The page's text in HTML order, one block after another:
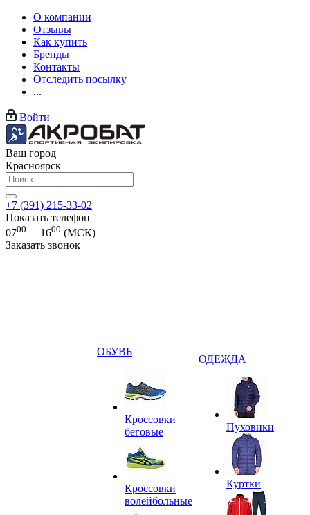
О компании
Отзывы
Как купить
Бренды
Контакты
Отследить посылку
...
Войти
Ваш город
Красноярск
+7 (391) 215-33-02
Показать телефон
0700 —1600 (МСК)
Заказать звонок
ОБУВЬ
Кроссовки
беговые
Кроссовки
волейбольные
ОДЕЖДА
Пуховики
Куртки